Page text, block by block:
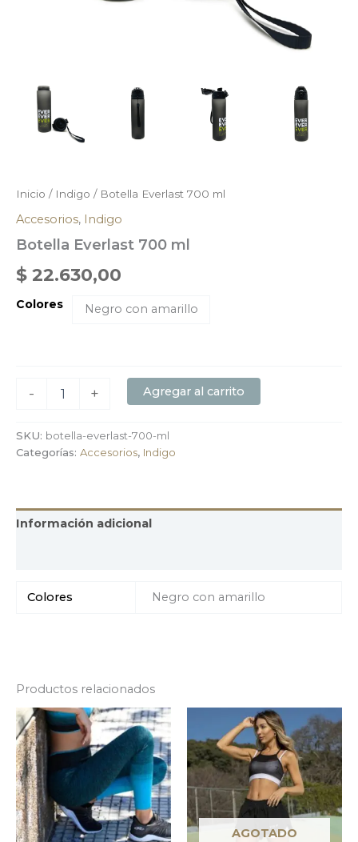
Inicio / Indigo / Botella Everlast 700 ml
Accesorios, Indigo
Botella Everlast 700 ml
$ 22.630,00
Colores Negro con amarillo
- + Agregar al carrito
SKU: botella-everlast-700-ml
Categorías: Accesorios, Indigo
Información adicional
Colores Negro con amarillo
Productos relacionados
AGOTADO